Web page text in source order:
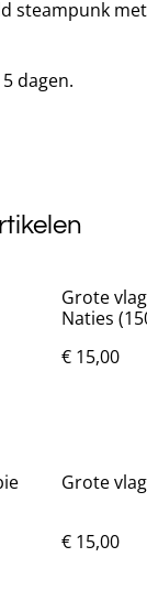
steampunk
dagen.
Grote
Naties
€ 15,00
Grote
€ 15,00